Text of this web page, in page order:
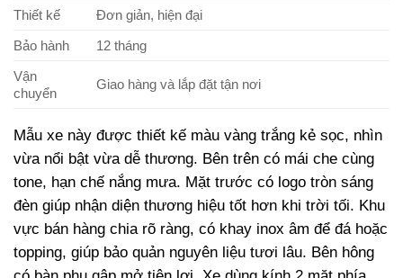
Thiết kế
Đơn giản, hiện đại
Bảo hành
12 tháng
Vận
chuyển
Giao hàng và lắp đặt tận nơi
Mẫu xe này được thiết kế màu vàng trắng kẻ sọc, nhìn
vừa nổi bật vừa dễ thương. Bên trên có mái che cùng
tone, hạn chế nắng mưa. Mặt trước có logo tròn sáng
đèn giúp nhận diện thương hiệu tốt hơn khi trời tối. Khu
vực bán hàng chia rõ ràng, có khay inox âm để đá hoặc
topping, giúp bảo quản nguyên liệu tươi lâu. Bên hông